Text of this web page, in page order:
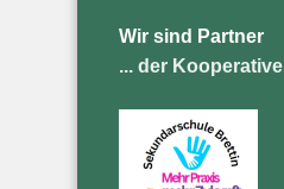
Wir sind Partner
... der Kooperative